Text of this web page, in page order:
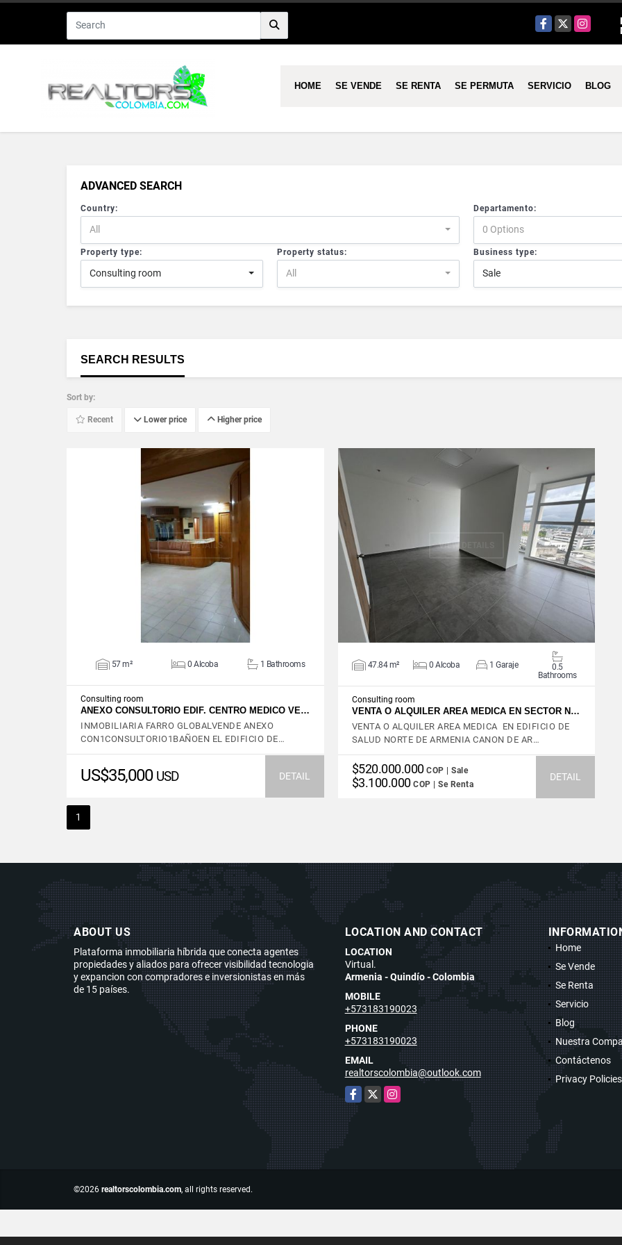
Facebook
X Instagram
HOME SE VENDE SE RENTA SE PERMUTA SERVICIO BLOG
ADVANCED SEARCH
Country:
All
Departamento:
0 Options
Property type:
Consulting room
Property status:
All
Business type:
Sale
SEARCH RESULTS
Sort by:
Recent Lower price Higher price
VIEW DETAILS
57 m² 0 Alcoba 1 Bathrooms
Consulting room
ANEXO CONSULTORIO EDIF. CENTRO MEDICO VE…
INMOBILIARIA FARRO GLOBALVENDE ANEXO
CON1CONSULTORIO1BAÑOEN EL EDIFICIO DE…
US$35,000 USD DETAIL
VIEW DETAILS
47.84 m² 0 Alcoba 1 Garaje
0.5
Bathrooms
Consulting room
VENTA O ALQUILER AREA MEDICA EN SECTOR N…
VENTA O ALQUILER AREA MEDICA EN EDIFICIO DE
SALUD NORTE DE ARMENIA CANON DE AR…
$520.000.000COP | Sale
$3.100.000COP | Se Renta
DETAIL
1
ABOUT US
Plataforma inmobiliaria híbrida que conecta agentes
propiedades y aliados para ofrecer visibilidad tecnologia
y expancion con compradores e inversionistas en más
de 15 países.
LOCATION AND CONTACT
LOCATION
Virtual.
Armenia - Quindío - Colombia
MOBILE
+573183190023
PHONE
+573183190023
EMAIL
realtorscolombia@outlook.com
Facebook
X Instagram
Home
Se Vende
Se Renta
Servicio
Blog
Nuestra
Contáctenos
Privacy Policies
©2026 realtorscolombia.com, all rights reserved.